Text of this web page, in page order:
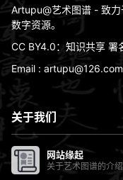
Artupu@艺术图谱 - 致
数字资源。
CC BY4.0：知识共享 署
Email : artupu@126.com
关于我们
网站缘起
关于艺术图谱的介绍